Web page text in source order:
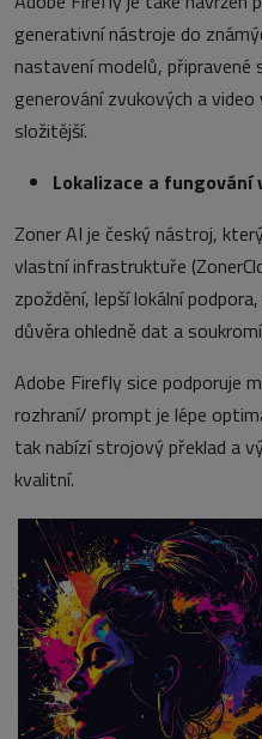
generativní nástroje do
nastavení modelů, připravené
generování zvukových a
složitější.
Lokalizace a fungování
Zoner AI je český nástroj,
vlastní infrastruktuře
zpoždění, lepší lokální
důvěra ohledně dat a
Adobe Firefly sice podporuje
rozhraní/ prompt je lépe
tak nabízí strojový překlad a
kvalitní.